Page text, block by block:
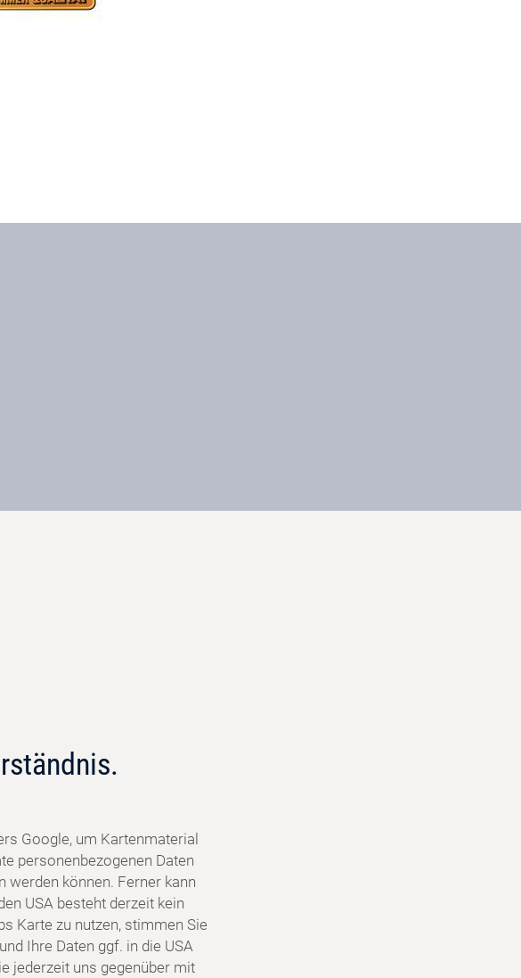
Google, um Kartenmaterial
personenbezogenen Daten
werden können. Ferner kann
USA besteht derzeit kein
Karte zu nutzen, stimmen Sie
Ihre Daten ggf. in die USA
jederzeit uns gegenüber mit